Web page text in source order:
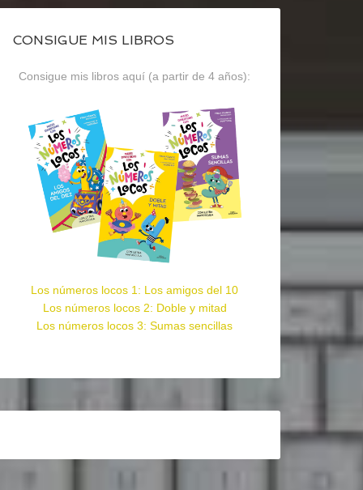
CONSIGUE MIS LIBROS
Consigue mis libros aquí (a partir de 4 años):
Los números locos 1: Los amigos del 10
Los números locos 2: Doble y mitad
Los números locos 3: Sumas sencillas